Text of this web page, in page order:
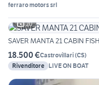
ferraro motors srl
20
SAVER MANTA 21 CABIN
18.500 €Castrovillari(CS)
Rivenditore LIVE ON BOAT